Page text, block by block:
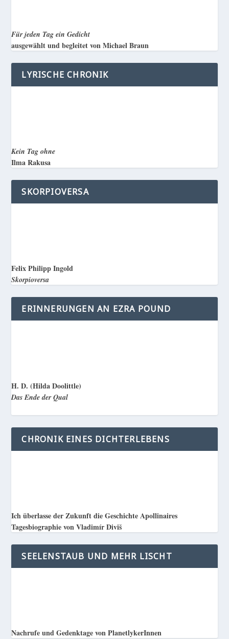
Für jeden Tag ein Gedicht
ausgewählt und begleitet von Michael Braun
LYRISCHE CHRONIK
Kein Tag ohne
Ilma Rakusa
SKORPIOVERSA
Felix Philipp Ingold
Skorpioversa
ERINNERUNGEN AN EZRA POUND
H. D. (Hilda Doolittle)
Das Ende der Qual
CHRONIK EINES DICHTERLEBENS
Ich überlasse der Zukunft die Geschichte Apollinaires
Tagesbiographie von Vladimír Diviš
SEELENSTAUB UND MEHR LISCHT
Nachrufe und Gedenktage von PlanetlykerInnen